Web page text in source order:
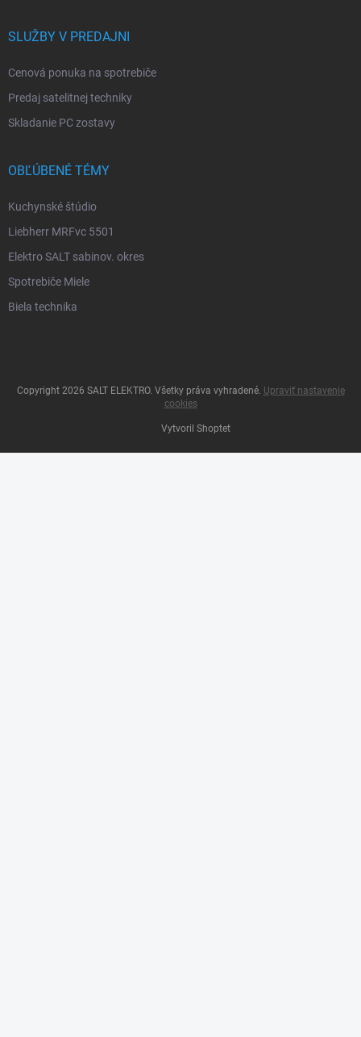
SLUŽBY V PREDAJNI
Cenová ponuka na spotrebiče
Predaj satelitnej techniky
Skladanie PC zostavy
OBĽÚBENÉ TÉMY
Kuchynské štúdio
Liebherr MRFvc 5501
Elektro SALT sabinov. okres
Spotrebiče Miele
Biela technika
Vytvoril Shoptet
Copyright 2026 SALT ELEKTRO. Všetky práva vyhradené. Upraviť nastavenie
cookies